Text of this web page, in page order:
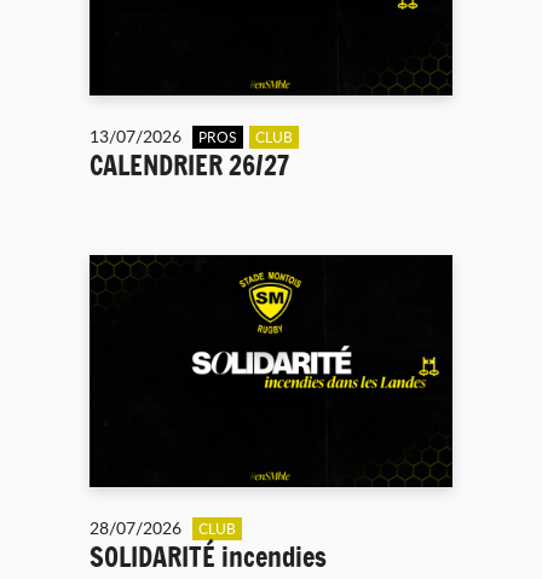
13/07/2026 PROS CLUB
CALENDRIER 26/27
28/07/2026 CLUB
SOLIDARITÉ incendies